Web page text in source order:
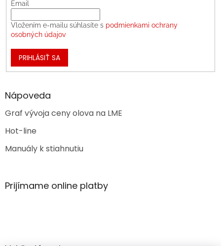
Email
Vložením e-mailu súhlasíte s podmienkami ochrany
osobných údajov
PRIHLÁSIŤ SA
Nápoveda
Graf vývoja ceny olova na LME
Hot-line
Manuály k stiahnutiu
Prijímame online platby